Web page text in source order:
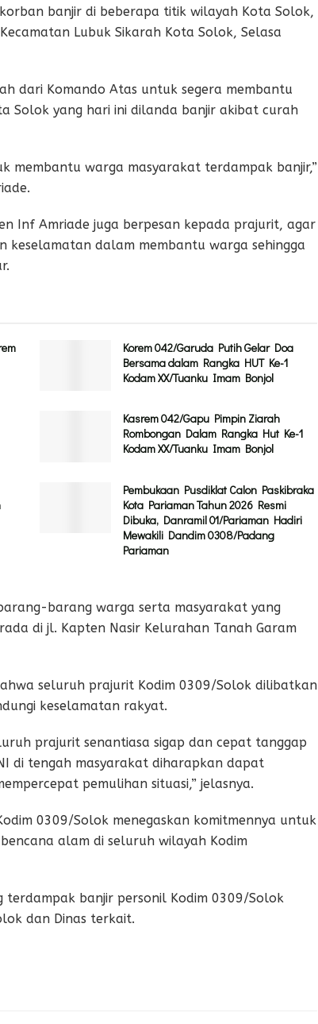
banjir di beberapa titik wilayah Kota Solok,
Lubuk Sikarah Kota Solok, Selasa
dari Komando Atas untuk segera membantu
Solok yang hari ini dilanda banjir akibat curah
membantu warga masyarakat terdampak banjir,”
Inf Amriade juga berpesan kepada prajurit, agar
keselamatan dalam membantu warga sehingga
Korem 042/Garuda Putih Gelar Doa
Bersama dalam Rangka HUT Ke-1
Kodam XX/Tuanku Imam Bonjol
Kasrem 042/Gapu Pimpin Ziarah
Rombongan Dalam Rangka Hut Ke-1
Kodam XX/Tuanku Imam Bonjol
Pembukaan Pusdiklat Calon Paskibraka
Kota Pariaman Tahun 2026 Resmi
Dibuka, Danramil 01/Pariaman Hadiri
Mewakili Dandim 0308/Padang
Pariaman
barang warga serta masyarakat yang
di jl. Kapten Nasir Kelurahan Tanah Garam
seluruh prajurit Kodim 0309/Solok dilibatkan
keselamatan rakyat.
prajurit senantiasa sigap dan cepat tanggap
di tengah masyarakat diharapkan dapat
pemulihan situasi,” jelasnya.
0309/Solok menegaskan komitmennya untuk
alam di seluruh wilayah Kodim
terdampak banjir personil Kodim 0309/Solok
dan Dinas terkait.